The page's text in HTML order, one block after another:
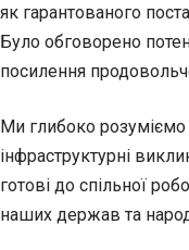
як гарантованого
Було обговорено
посилення
Ми глибоко розуміємо
інфраструктурні
готові до спільної
наших держав та